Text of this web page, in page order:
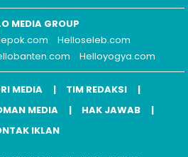
MEDIA GROUP
Helloseleb.com
Helloyogya.com
MEDIA
TIM REDAKSI
MEDIA
HAK JAWAB
IKLAN